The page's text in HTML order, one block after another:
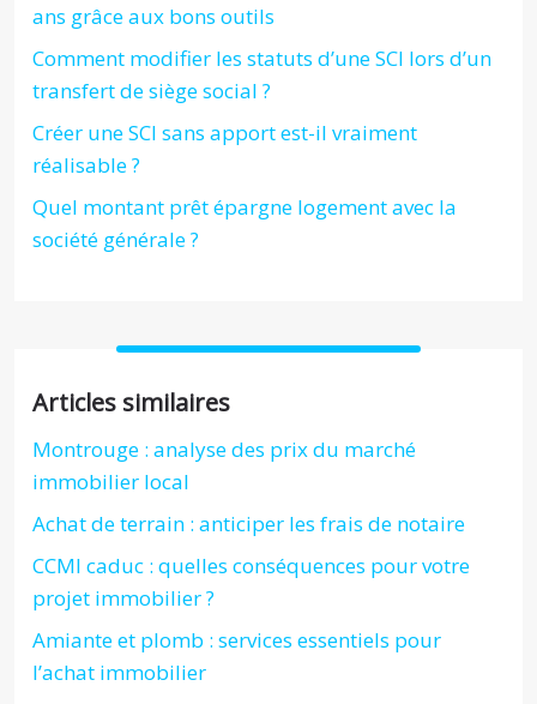
ans grâce aux bons outils
Comment modifier les statuts d’une SCI lors d’un
transfert de siège social ?
Créer une SCI sans apport est-il vraiment
réalisable ?
Quel montant prêt épargne logement avec la
société générale ?
Articles similaires
Montrouge : analyse des prix du marché
immobilier local
Achat de terrain : anticiper les frais de notaire
CCMI caduc : quelles conséquences pour votre
projet immobilier ?
Amiante et plomb : services essentiels pour
l’achat immobilier